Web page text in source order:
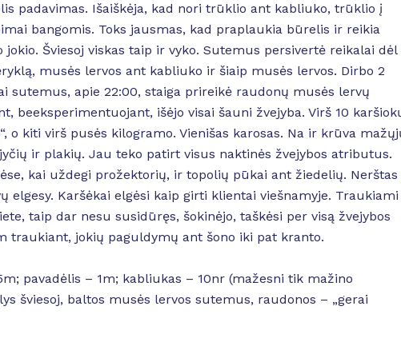
padavimas. Išaiškėja, kad nori trūklio ant kabliuko, trūklio į
bangomis. Toks jausmas, kad praplaukia būrelis ir reikia
Šviesoj viskas taip ir vyko. Sutemus persivertė reikalai dėl
musės lervos ant kabliuko ir šiaip musės lervos. Dirbo 2
sutemus, apie 22:00, staiga prireikė raudonų musės lervų
beeksperimentuojant, išėjo visai šauni žvejyba. Virš 10
o kiti virš pusės kilogramo. Vienišas karosas. Na ir krūva
ir plakių. Jau teko patirt visus naktinės žvejybos atributus.
kai uždegi prožektorių, ir topolių pūkai ant žiedelių. Nerštas
elgesy. Karšėkai elgėsi kaip girti klientai viešnamyje. Traukiami
taip dar nesu susidūręs, šokinėjo, taškėsi per visą žvejybos
traukiant, jokių paguldymų ant šono iki pat kranto.
pavadėlis – 1m; kabliukas – 10nr (mažesni tik mažino
šviesoj, baltos musės lervos sutemus, raudonos – „gerai